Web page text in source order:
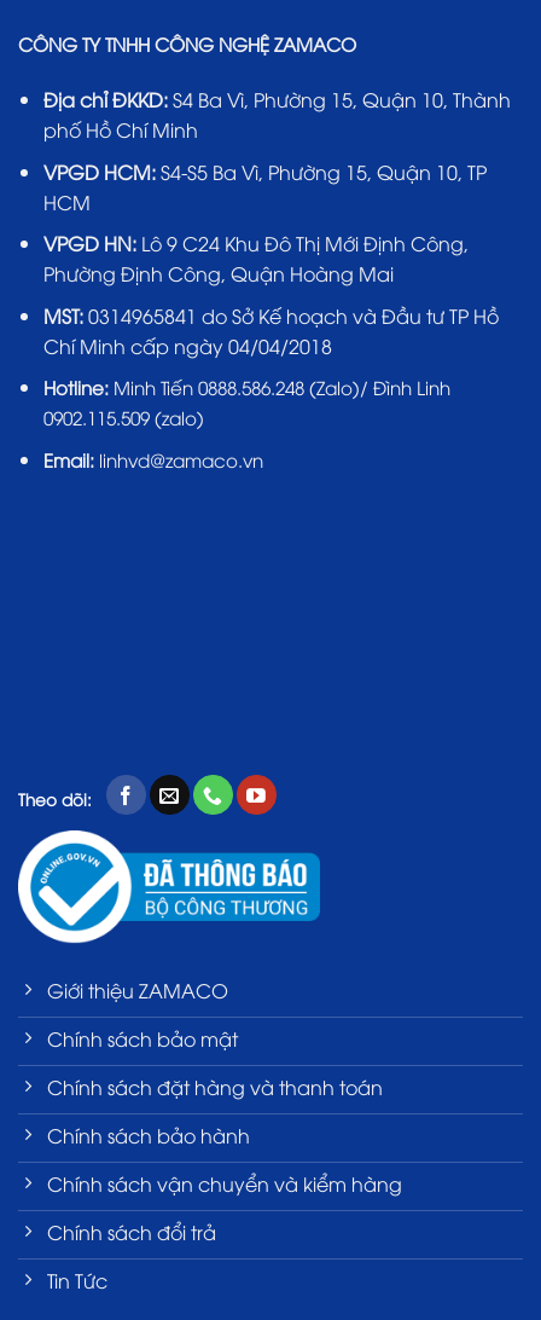
CÔNG TY TNHH CÔNG NGHỆ ZAMACO
Địa chỉ ĐKKD:S4 Ba Vì, Phường 15, Quận 10, Thành
phố Hồ Chí Minh
VPGD HCM:S4-S5 Ba Vì, Phường 15, Quận 10, TP
HCM
VPGD HN:Lô 9 C24 Khu Đô Thị Mới Định Công,
Phường Định Công, Quận Hoàng Mai
MST:0314965841 do Sở Kế hoạch và Đầu tư TP Hồ
Chí Minh cấp ngày 04/04/2018
Hotline: Minh Tiến 0888.586.248 (Zalo)/ Đình Linh
0902.115.509 (zalo)
Email:linhvd@zamaco.vn
Theo dõi:
Giới thiệu ZAMACO
Chính sách bảo mật
Chính sách đặt hàng và thanh toán
Chính sách bảo hành
Chính sách vận chuyển và kiểm hàng
Chính sách đổi trả
Tin Tức